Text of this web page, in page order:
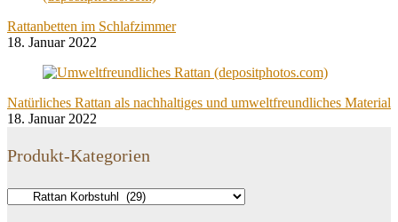
Rattanbetten im Schlafzimmer
18. Januar 2022
Natürliches Rattan als nachhaltiges und umweltfreundliches Material
18. Januar 2022
Produkt-Kategorien